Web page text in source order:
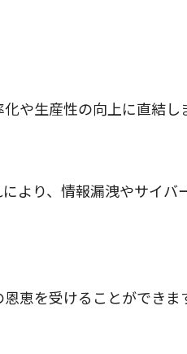
や生産性の向上に直結し
より、情報漏洩やサイバ
恵を受けることができま